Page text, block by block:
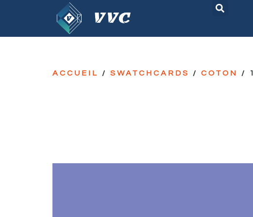
ACCUEIL / SWATCHCARDS / COTON /